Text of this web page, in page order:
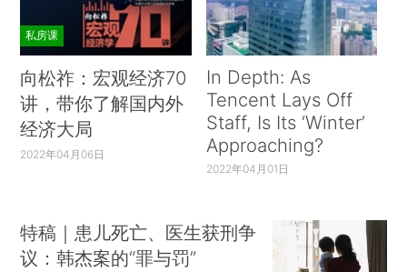
私房课
向松祚：宏观经济70
讲，带你了解国内外
经济大局
2022年04月06日
In Depth: As
Tencent Lays Off
Staff, Is Its ‘Winter’
Approaching?
2022年04月01日
特稿｜患儿死亡、医生获刑争
议：韩杰案的“罪与罚”